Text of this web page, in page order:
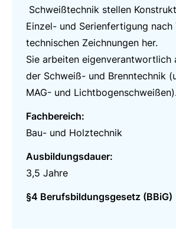
Schweißtechnik stellen
Einzel- und Serienfertigung nach
technischen Zeichnungen her.
Sie arbeiten eigenverantwortlich
der Schweiß- und Brenntechnik
MAG- und Lichtbogenschweißen).
Fachbereich:
Bau- und Holztechnik
Ausbildungsdauer:
3,5 Jahre
§4 Berufsbildungsgesetz (BBiG)